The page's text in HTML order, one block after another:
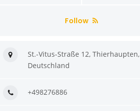
Follow
St.-Vitus-Straße 12, Thierhaupten,
Deutschland
+498276886